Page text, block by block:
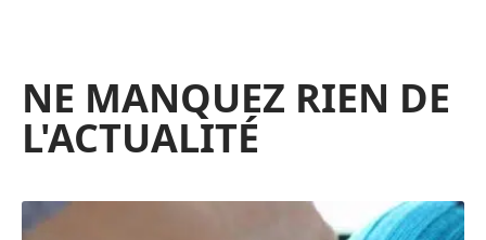
NE MANQUEZ RIEN DE
L'ACTUALITÉ